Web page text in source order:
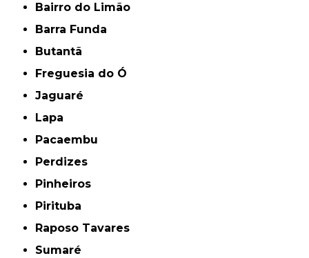
Bairro do Limão
Barra Funda
Butantã
Freguesia do Ó
Jaguaré
Lapa
Pacaembu
Perdizes
Pinheiros
Pirituba
Raposo Tavares
Sumaré